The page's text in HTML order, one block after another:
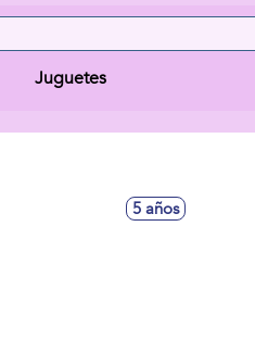
Juguetes
5 años